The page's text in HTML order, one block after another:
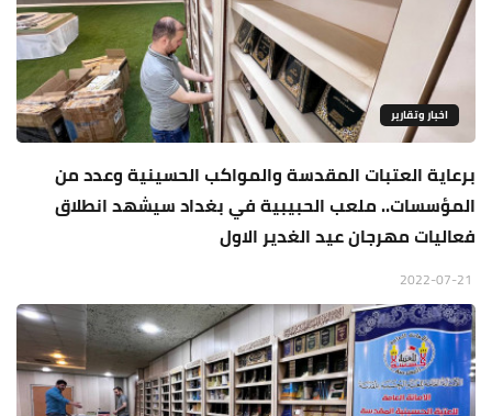
اخبار وتقارير
برعاية العتبات المقدسة والمواكب الحسينية وعدد من
المؤسسات.. ملعب الحبيبية في بغداد سيشهد انطلاق
فعاليات مهرجان عيد الغدير الاول